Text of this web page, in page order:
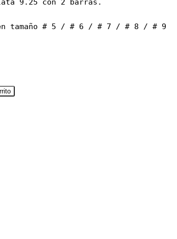
9.25 con 2 barras.
tamaño # 5 / # 6 / # 7 / # 8 / # 9